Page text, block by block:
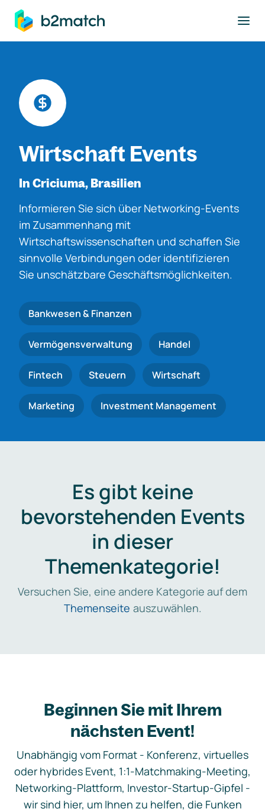
springen
Wirtschaft Events
In Criciuma, Brasilien
Informieren Sie sich über Networking-Events
im Zusammenhang mit
Wirtschaftswissenschaften und schaffen Sie
sinnvolle Verbindungen oder identifizieren
Sie unschätzbare Geschäftsmöglichkeiten.
Bankwesen & Finanzen
Vermögensverwaltung Handel
Fintech Steuern Wirtschaft
Marketing Investment Management
Es gibt keine
bevorstehenden Events
in dieser
Themenkategorie!
Versuchen Sie, eine andere Kategorie auf dem
Themenseite auszuwählen.
Beginnen Sie mit Ihrem
nächsten Event!
Unabhängig vom Format - Konferenz, virtuelles
oder hybrides Event, 1:1-Matchmaking-Meeting,
Networking-Plattform, Investor-Startup-Gipfel -
wir sind hier, um Ihnen zu helfen, die Funken